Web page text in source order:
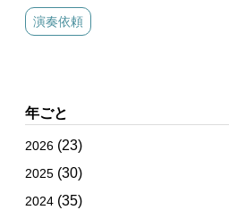
演奏依頼
年ごと
2026 (23)
2025 (30)
2024 (35)